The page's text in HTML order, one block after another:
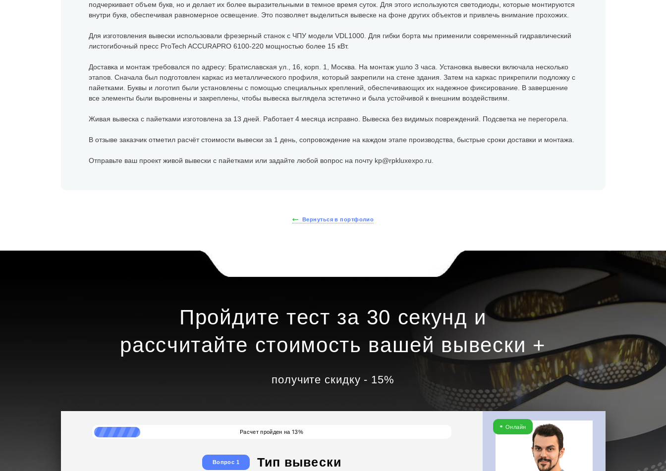
подчеркивает объем букв, но и делает их более выразительными в темное время суток. Для этого используются светодиоды, которые монтируются
внутри букв, обеспечивая равномерное освещение. Это позволяет выделиться вывеске на фоне других объектов и привлечь внимание прохожих.
Для изготовления вывески использовали фрезерный станок с ЧПУ модели VDL1000. Для гибки борта мы применили современный гидравлический
листогибочный пресс ProTech ACCURAPRO 6100-220 мощностью более 15 кВт.
Доставка и монтаж требовался по адресу: Братиславская ул., 16, корп. 1, Москва. На монтаж ушло 3 часа. Установка вывески включала несколько
этапов. Сначала был подготовлен каркас из металлического профиля, который закрепили на стене здания. Затем на каркас прикрепили подложку с
пайетками. Буквы и логотип были установлены с помощью специальных креплений, обеспечивающих их надежное фиксирование. В завершение
все элементы были выровнены и закреплены, чтобы вывеска выглядела эстетично и была устойчивой к внешним воздействиям.
Живая вывеска с пайетками изготовлена за 13 дней. Работает 4 месяца исправно. Вывеска без видимых повреждений. Подсветка не перегорела.
В отзыве заказчик отметил расчёт стоимости вывески за 1 день, сопровождение на каждом этапе производства, быстрые сроки доставки и монтажа.
Отправьте ваш проект живой вывески с пайетками или задайте любой вопрос на почту kp@rpkluxexpo.ru.
Вернуться в портфолио
Пройдите тест за 30 секунд и
рассчитайте стоимость вашей вывески +
получите скидку - 15%
Расчет пройден на13%
Вопрос 1 Тип вывески
Онлайн